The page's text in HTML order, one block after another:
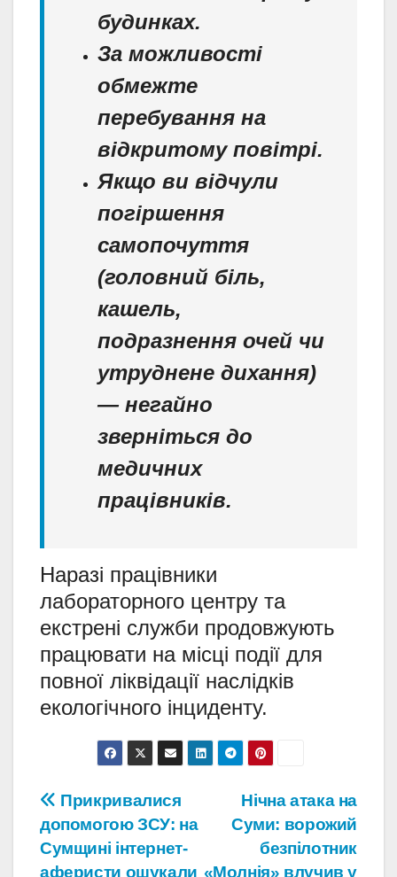
будинках.
За можливості
обмежте
перебування на
відкритому повітрі.
Якщо ви відчули
погіршення
самопочуття
(головний біль,
кашель,
подразнення очей чи
утруднене дихання)
— негайно
зверніться до
медичних
працівників.
Наразі працівники
лабораторного центру та
екстрені служби продовжують
працювати на місці події для
повної ліквідації наслідків
екологічного інциденту.
Навігація
записів
Нічна атака на
Суми: ворожий
безпілотник
«Молнія» влучив у
Прикривалися
допомогою ЗСУ: на
Сумщині інтернет-
аферисти ошукали